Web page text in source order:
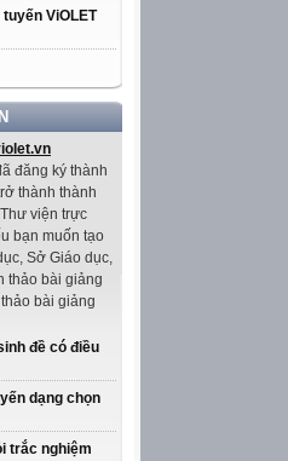
ViOLET
đăng ký thành
thành thành
viện trực
bạn muốn tạo
Sở Giáo dục,
thảo bài giảng
bài giảng
đề có điều
dạng chọn
trắc nghiệm